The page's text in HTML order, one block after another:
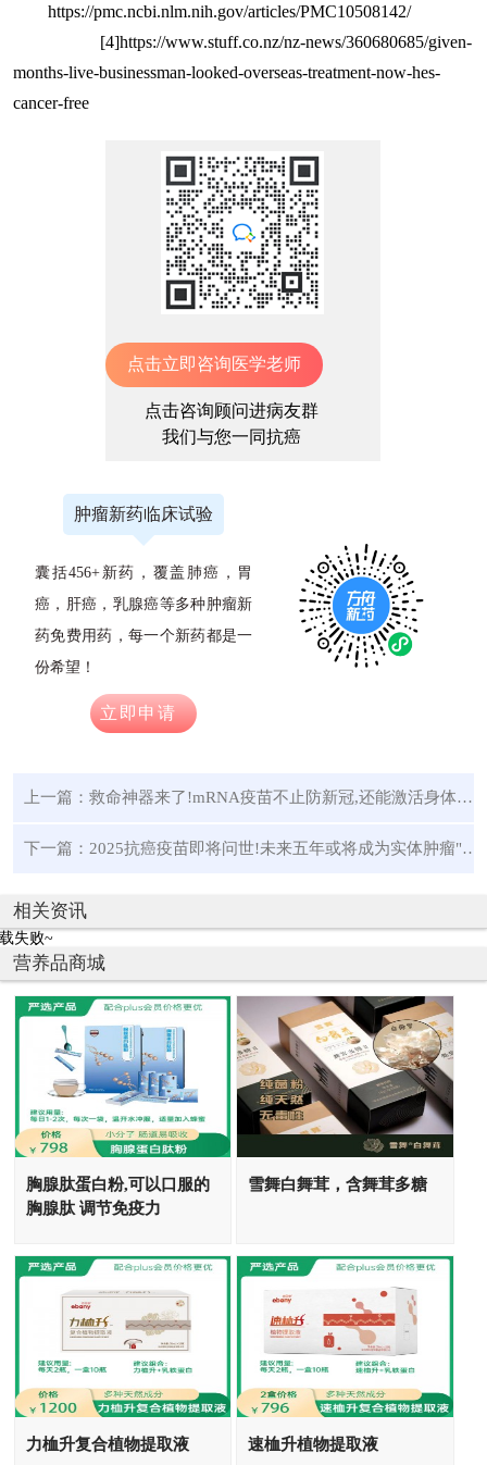
https://pmc.ncbi.nlm.nih.gov/articles/PMC10508142/
[4]https://www.stuff.co.nz/nz-news/360680685/given-
months-live-businessman-looked-overseas-treatment-now-hes-
cancer-free
点击立即咨询医学老师
点击咨询顾问进病友群
我们与您一同抗癌
肿瘤新药临床试验
囊括456+新药，覆盖肺癌，胃
癌，肝癌，乳腺癌等多种肿瘤新
药免费用药，每一个新药都是一
份希望！
立即申请
上一篇： 救命神器来了!mRNA疫苗不止防新冠,还能激活身体抗癌开关
下一篇： 2025抗癌疫苗即将问世!未来五年或将成为实体肿瘤"破局者"
相关资讯
失败~
营养品商城
胸腺肽蛋白粉,可以口服的
胸腺肽 调节免疫力
雪舞白舞茸，含舞茸多糖
力桖升复合植物提取液 速桖升植物提取液